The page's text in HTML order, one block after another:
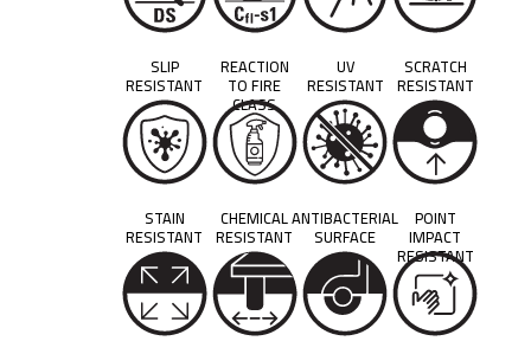
SCRATCH
RESISTANT
UV
RESISTANT
REACTION
TO FIRE
CLASS
SLIP
RESISTANT
POINT
IMPACT
RESISTANT
ANTIBACTERIAL
SURFACE
CHEMICAL
RESISTANT
STAIN
RESISTANT